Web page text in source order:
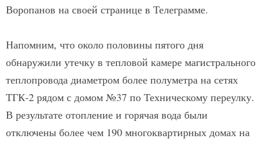
Воропанов на своей странице в Телеграмме.
Напомним, что около половины пятого дня
обнаружили утечку в тепловой камере магистрального
теплопровода диаметром более полуметра на сетях
ТГК-2 рядом с домом №37 по Техническому переулку.
В результате отопление и горячая вода были
отключены более чем 190 многоквартирных домах на